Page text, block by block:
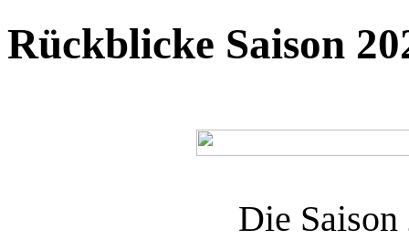
Rückblicke Saison
Die Saison